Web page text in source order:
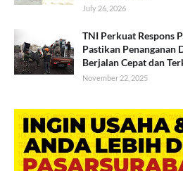
July 26, 2026
TNI Perkuat Respons
Pastikan Penanganan
Berjalan Cepat dan
November 22, 2025